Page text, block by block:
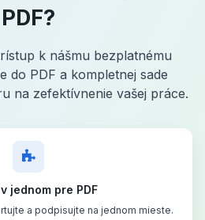
PDF?
k nášmu bezplatnému
do PDF a kompletnej sade
na zefektívnenie vašej práce.
jednom pre PDF
a podpisujte na jednom mieste.